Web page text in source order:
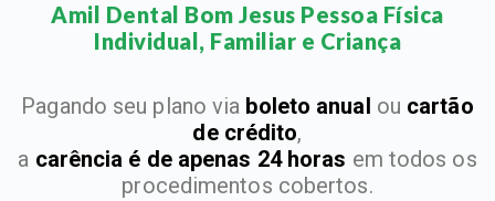
Amil Dental Bom Jesus Pessoa Física
Individual, Familiar e Criança​
Pagando seu plano via boleto anual ou cartão
de crédito,
a carência é de apenas 24 horas em todos os
procedimentos cobertos.